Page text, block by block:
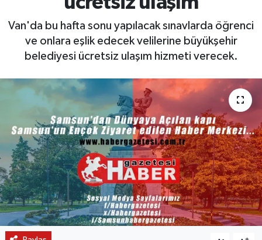
Van'da bu hafta sonu yapılacak sınavlarda öğrenci
ve onlara eşlik edecek velilerine büyükşehir
belediyesi ücretsiz ulaşım hizmeti verecek.